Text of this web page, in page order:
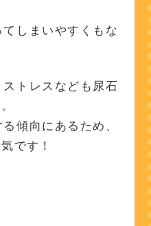
しまいやすくもな
トレスなども尿石
傾向にあるため、
です！